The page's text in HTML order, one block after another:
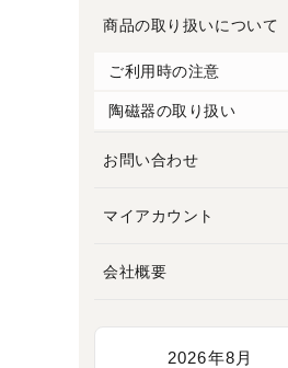
商品の取り扱いについて
ご利用時の注意
陶磁器の取り扱い
お問い合わせ
マイアカウント
会社概要
2026年8月